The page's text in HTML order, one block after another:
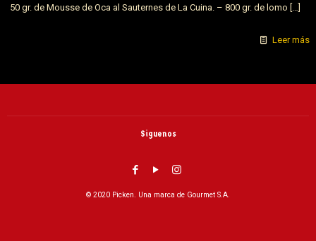
50 gr. de Mousse de Oca al Sauternes de La Cuina. – 800 gr. de lomo
Leer más
Siguenos
© 2020 Picken. Una marca de Gourmet S.A.